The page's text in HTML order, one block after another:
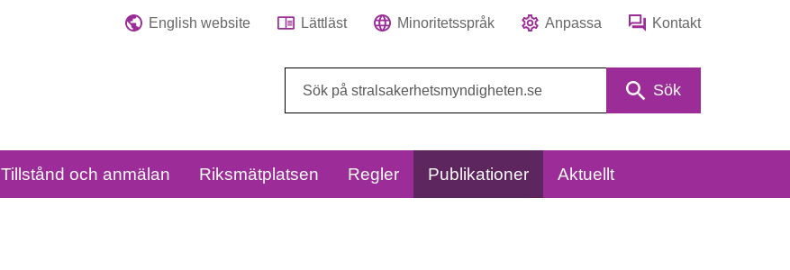
English website Lättläst Minoritetsspråk Anpassa Kontakt
Sök
Tillstånd och anmälan Riksmätplatsen Regler Publikationer Aktuellt